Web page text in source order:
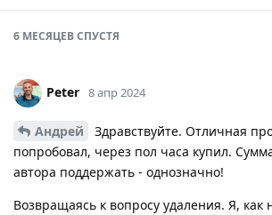
6 МЕСЯЦЕВСПУСТЯ
Peter 8 апр 2024
Андрей
Здравствуйте. Отличная
попробовал, через пол часа купил.
автора поддержать - однозначно!
Возвращаясь к вопросу удаления. Я, как